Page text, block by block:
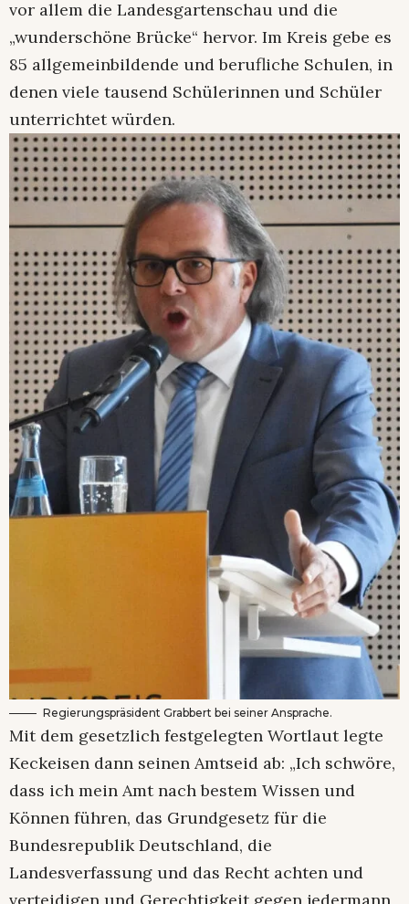
vor allem die Landesgartenschau und die
„wunderschöne Brücke“ hervor. Im Kreis gebe es
85 allgemeinbildende und berufliche Schulen, in
denen viele tausend Schülerinnen und Schüler
unterrichtet würden.
Regierungspräsident Grabbert bei seiner Ansprache.
Mit dem gesetzlich festgelegten Wortlaut legte
Keckeisen dann seinen Amtseid ab: „Ich schwöre,
dass ich mein Amt nach bestem Wissen und
Können führen, das Grundgesetz für die
Bundesrepublik Deutschland, die
Landesverfassung und das Recht achten und